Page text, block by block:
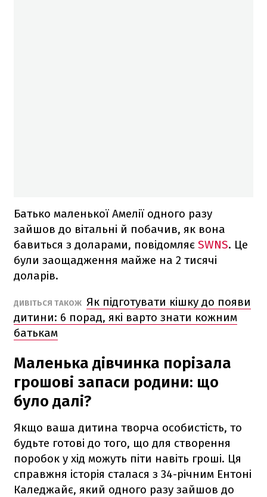
Батько маленької Амелії одного разу
зайшов до вітальні й побачив, як вона
бавиться з доларами, повідомляє SWNS. Це
були заощадження майже на 2 тисячі
доларів.
ДИВІТЬСЯ ТАКОЖ Як підготувати кішку до появи
дитини: 6 порад, які варто знати кожним
батькам
Маленька дівчинка порізала
грошові запаси родини: що
було далі?
Якщо ваша дитина творча особистість, то
будьте готові до того, що для створення
поробок у хід можуть піти навіть гроші. Ця
справжня історія сталася з 34-річним Ентоні
Каледжайє, який одного разу зайшов до